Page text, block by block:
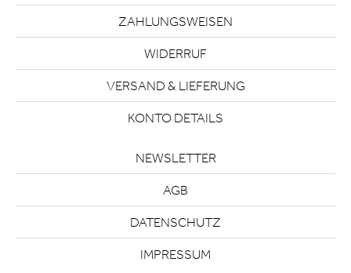
ZAHLUNGSWEISEN
WIDERRUF
VERSAND & LIEFERUNG
KONTO DETAILS
NEWSLETTER
AGB
DATENSCHUTZ
IMPRESSUM